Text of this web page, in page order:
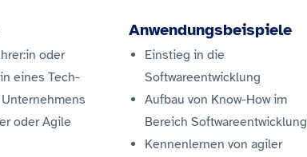
oder
eines Tech-
oderAgile
Anwendungsbeispiele
Einstieg in die
Softwareentwicklung
Aufbau von Know-How im
Bereich Softwareentwicklung
Kennenlernen von agiler